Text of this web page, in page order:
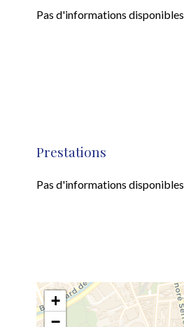
Pas d'informations disponibles
Prestations
Pas d'informations disponibles
+
−